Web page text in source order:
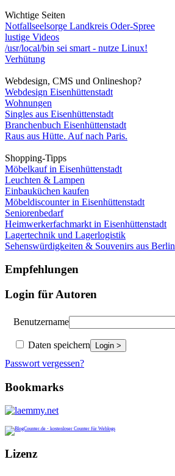
Wichtige Seiten
Notfallseelsorge Landkreis Oder-Spree
lustige Videos
/usr/local/bin sei smart - nutze Linux!
Verhütung
Webdesign, CMS und Onlineshop?
Webdesign Eisenhüttenstadt
Wohnungen
Singles aus Eisenhüttenstadt
Branchenbuch Eisenhüttenstadt
Raus aus Hütte. Auf nach Paris.
Shopping-Tipps
Möbelkauf in Eisenhüttenstadt
Leuchten & Lampen
Einbauküchen kaufen
Möbeldiscounter in Eisenhüttenstadt
Seniorenbedarf
Heimwerkerfachmarkt in Eisenhüttenstadt
Lagertechnik und Lagerlogistik
Sehenswürdigkeiten & Souvenirs aus Berlin
Empfehlungen
Login für Autoren
Benutzername
Daten speichern
Passwort vergessen?
Bookmarks
Lizenz